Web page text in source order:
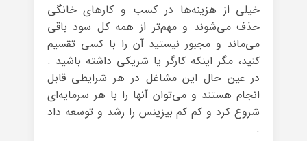
خیلی از هزینه‌ها در کسب و کارهای خانگی
حذف می‌شوند و مهم‌تر از همه کل سود باقی
می‌ماند و مجبور نیستید آن را با کسی تقسیم
کنید، مگر اینکه کارگر یا شریکی داشته باشید .
در عین حال این مشاغل در هر شرایطی قابل
انجام هستند و می‌توان آنها را با هر سرمایه‌ای
شروع کرد و کم کم بیزینس را رشد و توسعه داد
.